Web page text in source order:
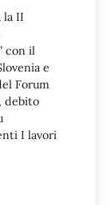
la II
con il
e
Forum
debito
I lavori